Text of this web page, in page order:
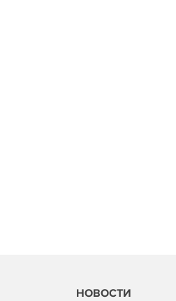
НОВОСТИ